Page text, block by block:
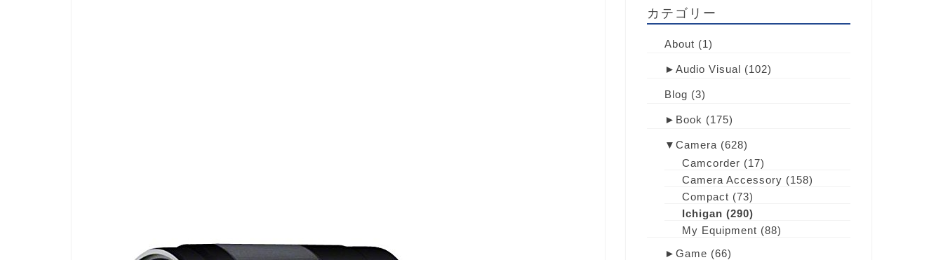
カテゴリー
About (1)
► Audio Visual (102)
Blog (3)
► Book (175)
▼ Camera (628)
Camcorder (17)
Camera Accessory (158)
Compact (73)
Ichigan (290)
My Equipment (88)
► Game (66)